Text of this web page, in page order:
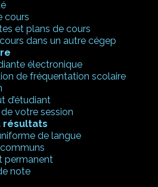
cours
et plans de cours
dans un autre cégep
électronique
de fréquentation scolaire
d’étudiant
votre session
résultats
de langue
permanent
note